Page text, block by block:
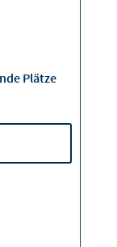
Plätze